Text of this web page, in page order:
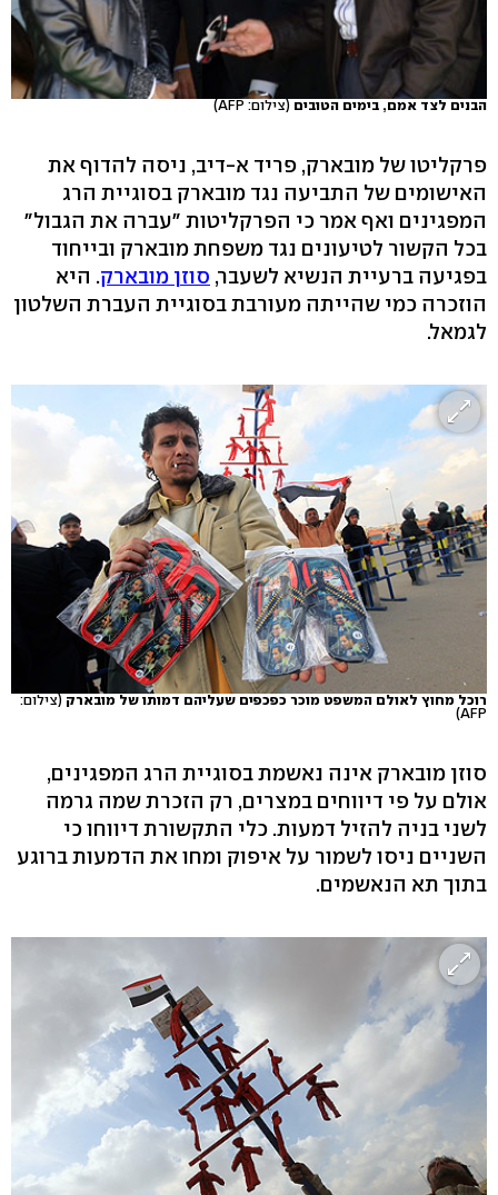
הבנים לצד אמם, בימים הטובים (צילום: AFP)
פרקליטו של מובארק, פריד א-דיב, ניסה להדוף את
האישומים של התביעה נגד מובארק בסוגיית הרג
המפגינים ואף אמר כי הפרקליטות "עברה את הגבול"
בכל הקשור לטיעונים נגד משפחת מובארק ובייחוד
בפגיעה ברעיית הנשיא לשעבר, סוזן מובארק. היא
הוזכרה כמי שהייתה מעורבת בסוגיית העברת השלטון
לגמאל.
רוכל מחוץ לאולם המשפט מוכר כפכפים שעליהם דמותו של מובארק (צילום:
AFP)
סוזן מובארק אינה נאשמת בסוגיית הרג המפגינים,
אולם על פי דיווחים במצרים, רק הזכרת שמה גרמה
לשני בניה להזיל דמעות. כלי התקשורת דיווחו כי
השניים ניסו לשמור על איפוק ומחו את הדמעות ברוגע
בתוך תא הנאשמים.